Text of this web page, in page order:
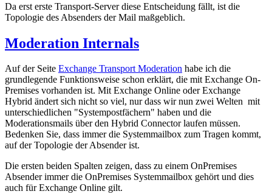
Da erst erste Transport-Server diese Entscheidung fällt, ist die
Topologie des Absenders der Mail maßgeblich.
Moderation Internals
Auf der Seite Exchange Transport Moderation habe ich die
grundlegende Funktionsweise schon erklärt, die mit Exchange On-
Premises vorhanden ist. Mit Exchange Online oder Exchange
Hybrid ändert sich nicht so viel, nur dass wir nun zwei Welten mit
unterschiedlichen "Systempostfächern" haben und die
Moderationsmails über den Hybrid Connector laufen müssen.
Bedenken Sie, dass immer die Systemmailbox zum Tragen kommt,
auf der Topologie der Absender ist.
Die ersten beiden Spalten zeigen, dass zu einem OnPremises
Absender immer die OnPremises Systemmailbox gehört und dies
auch für Exchange Online gilt.